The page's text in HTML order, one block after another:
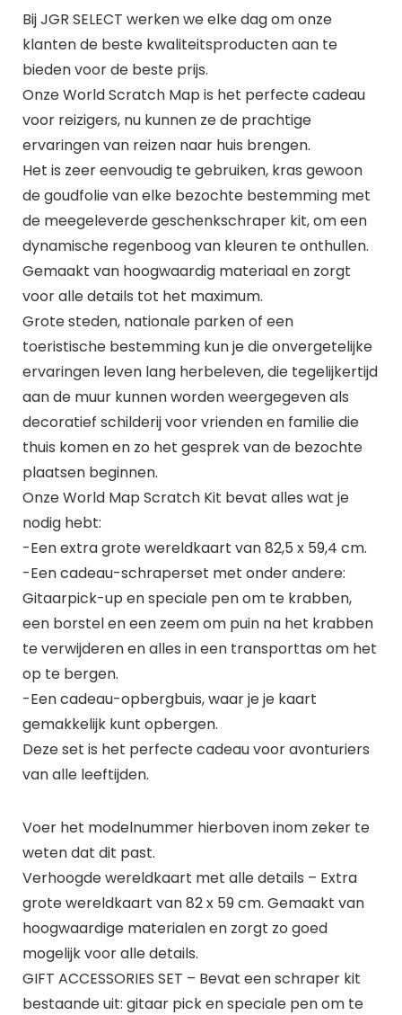
Bij JGR SELECT werken we elke dag om onze
klanten de beste kwaliteitsproducten aan te
bieden voor de beste prijs.
Onze World Scratch Map is het perfecte cadeau
voor reizigers, nu kunnen ze de prachtige
ervaringen van reizen naar huis brengen.
Het is zeer eenvoudig te gebruiken, kras gewoon
de goudfolie van elke bezochte bestemming met
de meegeleverde geschenkschraper kit, om een
dynamische regenboog van kleuren te onthullen.
Gemaakt van hoogwaardig materiaal en zorgt
voor alle details tot het maximum.
Grote steden, nationale parken of een
toeristische bestemming kun je die onvergetelijke
ervaringen leven lang herbeleven, die tegelijkertijd
aan de muur kunnen worden weergegeven als
decoratief schilderij voor vrienden en familie die
thuis komen en zo het gesprek van de bezochte
plaatsen beginnen.
Onze World Map Scratch Kit bevat alles wat je
nodig hebt:
-Een extra grote wereldkaart van 82,5 x 59,4 cm.
-Een cadeau-schraperset met onder andere:
Gitaarpick-up en speciale pen om te krabben,
een borstel en een zeem om puin na het krabben
te verwijderen en alles in een transporttas om het
op te bergen.
-Een cadeau-opbergbuis, waar je je kaart
gemakkelijk kunt opbergen.
Deze set is het perfecte cadeau voor avonturiers
van alle leeftijden.
Voer het modelnummer hierboven inom zeker te
weten dat dit past.
Verhoogde wereldkaart met alle details – Extra
grote wereldkaart van 82 x 59 cm. Gemaakt van
hoogwaardige materialen en zorgt zo goed
mogelijk voor alle details.
GIFT ACCESSORIES SET – Bevat een schraper kit
bestaande uit: gitaar pick en speciale pen om te